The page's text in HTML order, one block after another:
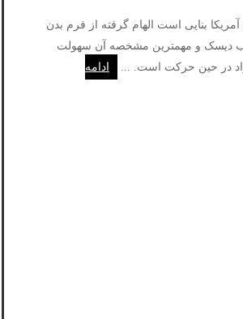
آمریکا بنایی است الهام گرفته از فرم بدن
دیسک و مهمترین مشخصه آن سهولت
در حین حرکت است. ...
ادامه